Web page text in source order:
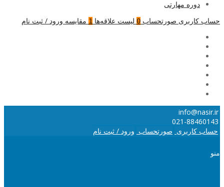
دوره مهارتی
حساب کاربری صورتحساب 0 لیست علاقه‌ها 1 مقایسه ورود / ثبت نام
info@nasir.ir
021-88460143
حساب کاربری صورتحساب ورود / ثبت نام
منو